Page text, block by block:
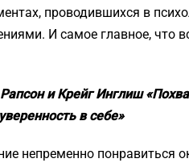
проводившихся в
И самое главное, что
и Крейг Инглиш
в себе»
непременно понравиться